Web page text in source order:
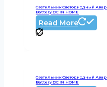
Светильник Светодиодный
Battery DC IN HOME
Read More
Светильник Светодиодный
Battery DC IN HOME